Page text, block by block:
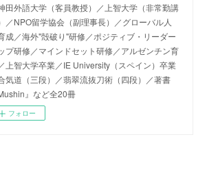
田外語大学（客員教授）／上智大学（非常勤講
／NPO留学協会（副理事長）／グローバル人
成／海外"殻破り"研修／ポジティブ・リーダー
プ研修／マインドセット研修／アルゼンチン育
上智大学卒業／IE University（スペイン）卒業
気道（三段）／翡翠流抜刀術（四段）／著書
』など全20冊
フォロー